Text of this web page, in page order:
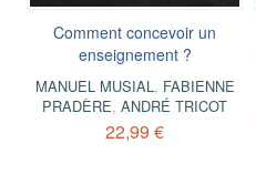
Comment concevoir un
enseignement ?
MANUEL MUSIAL, FABIENNE
PRADÈRE,ANDRÉ TRICOT
22,99 €